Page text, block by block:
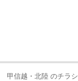
甲信越・北陸 のチラシ